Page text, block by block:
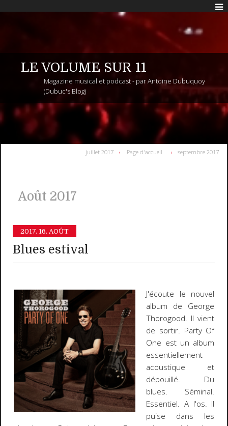
LE VOLUME SUR 11
Magazine musical et podcast - par Antoine Dubuquoy
(Dubuc's Blog)
juillet 2017 Page d'accueil septembre 2017
Août 2017
2017. 16. AOÛT
Blues estival
J'écoute le nouvel
album de George
Thorogood. Il vient
de sortir. Party Of
One est un album
essentiellement
acoustique et
dépouillé. Du
blues. Séminal.
Essentiel. A l'os. Il
puise dans les